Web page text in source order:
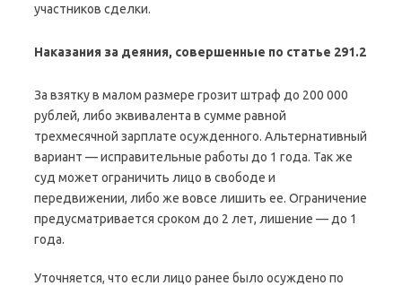
участников сделки.
Наказания за деяния, совершенные по статье 291.2
За взятку в малом размере грозит штраф до 200 000
рублей, либо эквивалента в сумме равной
трехмесячной зарплате осужденного. Альтернативный
вариант — исправительные работы до 1 года. Так же
суд может ограничить лицо в свободе и
передвижении, либо же вовсе лишить ее. Ограничение
предусматривается сроком до 2 лет, лишение — до 1
года.
Уточняется, что если лицо ранее было осуждено по